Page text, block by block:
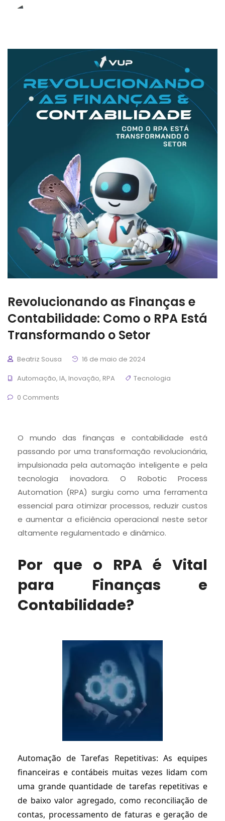
Revolucionando as Finanças e
Contabilidade: Como o RPA Está
Transformando o Setor
Beatriz Sousa
16 de maio de 2024
Automação, IA, Inovação, RPA
Tecnologia
0 Comments
O mundo das finanças e contabilidade está
passando por uma transformação revolucionária,
impulsionada pela automação inteligente e pela
tecnologia inovadora. O Robotic Process
Automation (RPA) surgiu como uma ferramenta
essencial para otimizar processos, reduzir custos
e aumentar a eficiência operacional neste setor
altamente regulamentado e dinâmico.
Por que o RPA é Vital
para Finanças e
Contabilidade?
Automação de Tarefas Repetitivas: As equipes
financeiras e contábeis muitas vezes lidam com
uma grande quantidade de tarefas repetitivas e
de baixo valor agregado, como reconciliação de
contas, processamento de faturas e geração de